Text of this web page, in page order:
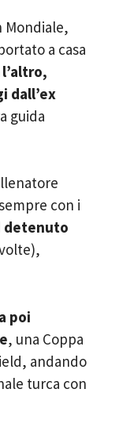
Mondiale,
a casa
dall’ex
guida
con i
detenuto
poi
, una Coppa
andando
turca con